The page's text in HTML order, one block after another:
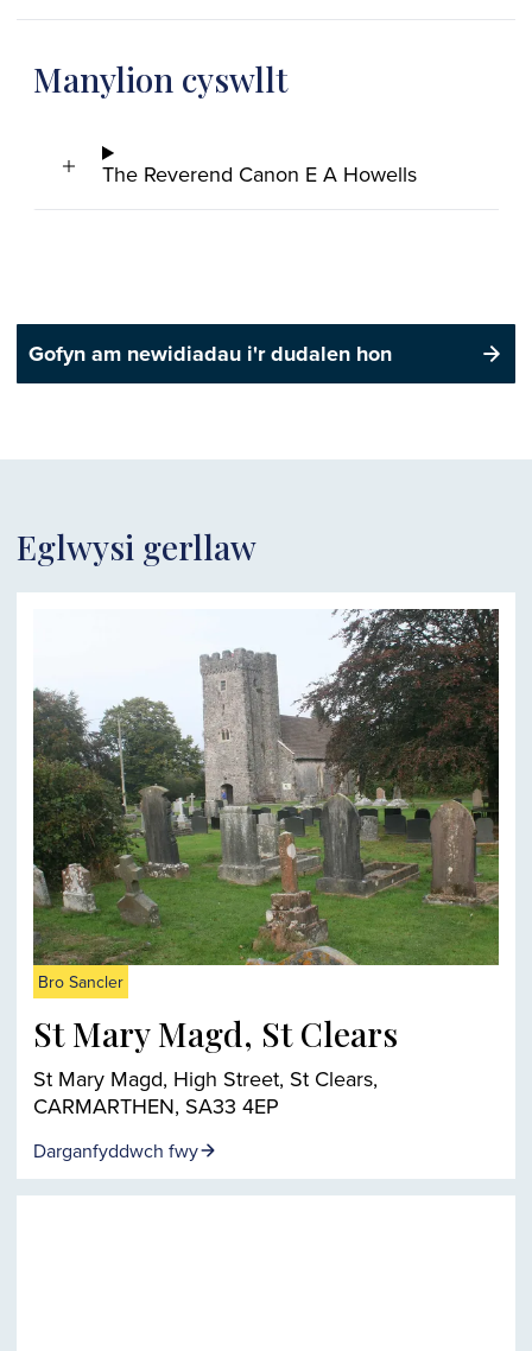
Manylion cyswllt
The Reverend Canon E A Howells
Gofyn am newidiadau i'r dudalen hon
Eglwysi gerllaw
Bro Sancler
St Mary Magd, St Clears
St Mary Magd, High Street, St Clears,
CARMARTHEN, SA33 4EP
Darganfyddwch fwy